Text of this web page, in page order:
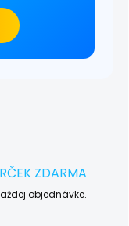
ZDARMA
objednávke.